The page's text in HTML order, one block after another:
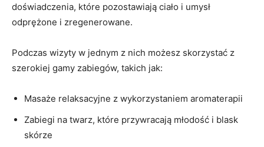
doświadczenia, które pozostawiają ciało i umysł
odprężone⁣ i zregenerowane.
Podczas wizyty w jednym z nich możesz⁤ skorzystać z‍
szerokiej gamy zabiegów, takich jak:
Masaże relaksacyjne‍ z wykorzystaniem aromaterapii
Zabiegi⁢ na twarz, które przywracają młodość i blask ​
skórze